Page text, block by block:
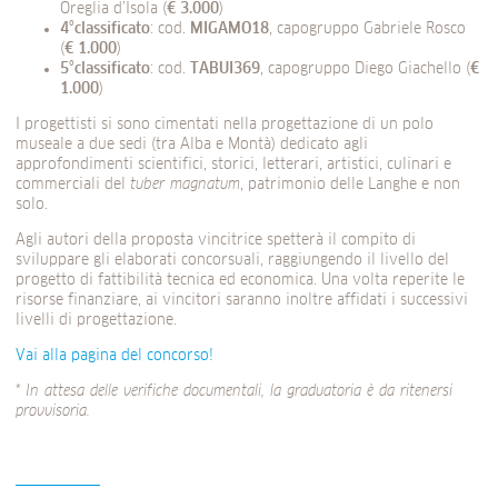
Oreglia d’Isola (€ 3.000)
4°classificato: cod. MIGAMO18, capogruppo Gabriele Rosco
(€ 1.000)
5°classificato: cod. TABUI369, capogruppo Diego Giachello (€
1.000)
I progettisti si sono cimentati nella progettazione di un polo
museale a due sedi (tra Alba e Montà) dedicato agli
approfondimenti scientifici, storici, letterari, artistici, culinari e
commerciali del tuber magnatum, patrimonio delle Langhe e non
solo.
Agli autori della proposta vincitrice spetterà il compito di
sviluppare gli elaborati concorsuali, raggiungendo il livello del
progetto di fattibilità tecnica ed economica. Una volta reperite le
risorse finanziare, ai vincitori saranno inoltre affidati i successivi
livelli di progettazione.
Vai alla pagina del concorso!
* In attesa delle verifiche documentali, la graduatoria è da ritenersi
provvisoria.